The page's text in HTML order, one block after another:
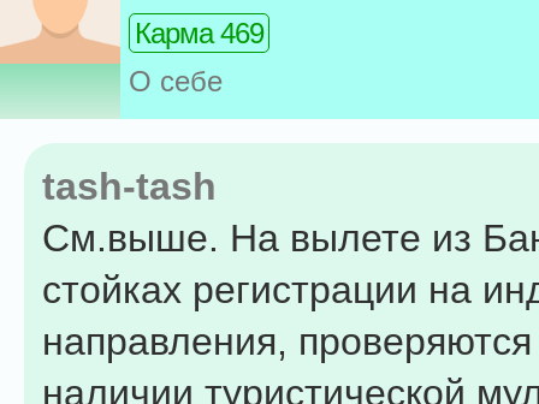
Карма 469
О себе
tash-tash
См.выше. На вылете из
стойках регистрации на
направления,
наличии туристической